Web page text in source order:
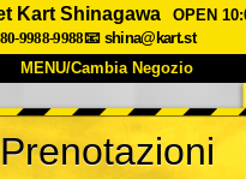
Kart Shinagawa
OPEN
9988-9988📧 shina@kart.st
MENU/Cambia Negozio
INIZIO
Specifiche
Prenotazioni